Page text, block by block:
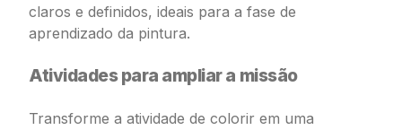
claros e definidos, ideais para a fase de
aprendizado da pintura.
Atividades para ampliar a missão
Transforme a atividade de colorir em uma